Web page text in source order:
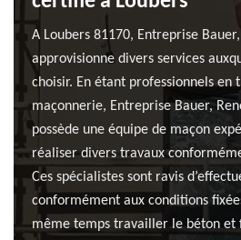
A Loubers 81170, Entreprise
approvisionne divers services
choisir. En étant professionnels en
maçonnerie, Entreprise Bauer,
possède une équipe de maçon
réaliser divers travaux
Ces spécialistes sont ravis
conformément aux conditions
même temps travailler le béton et